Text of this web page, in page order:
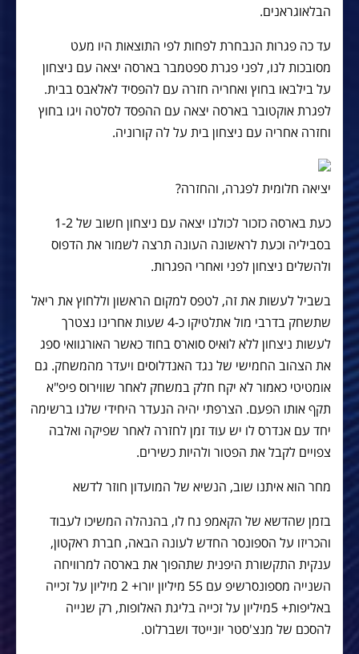
הבלאוגראנים.
עד כה פגרות הנבחרת לפחות לפי התוצאות היו מעט
מסובכות לנו, לפני פגרת ספטמבר בארסה יצאה עם ניצחון
על בילבאו בחוץ ואחריה חזרה עם להפסיד לאלאבס בבית.
לפגרת אוקטובר בארסה יצאה עם ההפסד לסלטה ויגו בחוץ
וחזרה אחריה עם ניצחון בית על לה קורוניה.
יציאה חלומית לפגרה, והחזרה?
כעת בארסה כזכור לכולנו יצאה עם ניצחון חשוב של 1-2
בסביליה וכעת לראשונה העונה תרצה לשמור את הדפוס
ולהשלים ניצחון לפני ואחרי הפגרות.
בשביל לעשות את זה, לטפס למקום הראשון וללחוץ את ריאל
שתשחק בדרבי מול אתלטיקו כ-4 שעות אחרינו נצטרך
לעשות ניצחון ללא לואיס סוארס בחוד כאשר האורגוואי ספג
את הצהוב החמישי של נגד האנדלוסים ויעדר מהמשחק. גם
אומטיטי כאמור לא יקח חלק במשחק לאחר שווירוס פיפ"א
תקף אותו הפעם. הצרפתי יהיה הנעדר היחידי שלנו ברשימה
יחד עם אנדרס לו יש עוד זמן לחזרה לאחר שפיקה ואלבה
צפויים לקבל את הפטור ולהיות כשירים.
מחר הוא איתנו שוב, הנשיא של המועדון חוזר לדשא
בזמן שהדשא של הקאמפ נח לו, בהנהלה המשיכו לעבוד
והכריזו על הספונסר החדש לעונה הבאה, חברת ראקטון,
ענקית התקשורת היפנית שתהפוך את בארסה למרוויחה
השנייה מספונסרשיפ עם 55 מיליון יורו+ 2 מיליון על זכייה
באליפות+ 5מיליון על זכייה בליגת האלופות, רק שנייה
להסכם של מנצ'סטר יונייטד ושברלוט.